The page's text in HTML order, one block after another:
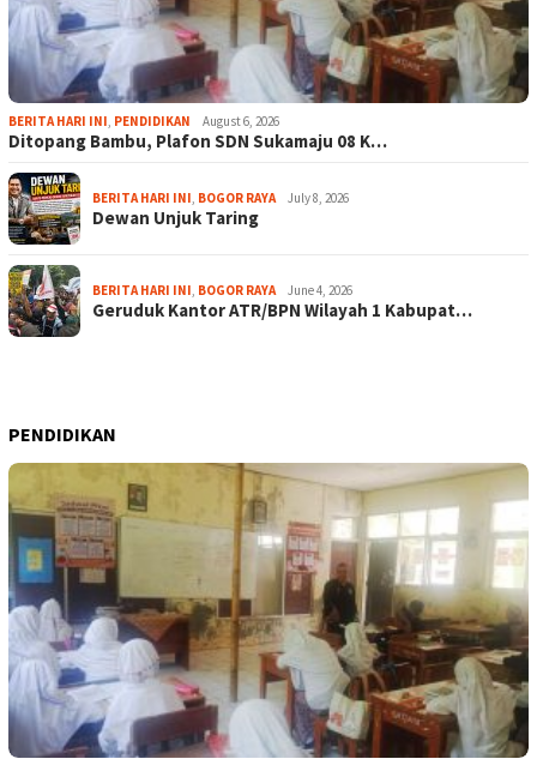
BERITA HARI INI, PENDIDIKAN August 6, 2026
Ditopang Bambu, Plafon SDN Sukamaju 08 K…
BERITA HARI INI, BOGOR RAYA July 8, 2026
Dewan Unjuk Taring
BERITA HARI INI, BOGOR RAYA June 4, 2026
Geruduk Kantor ATR/BPN Wilayah 1 Kabupat…
PENDIDIKAN